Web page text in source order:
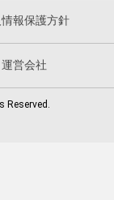
報保護方針
運営会社
Reserved.